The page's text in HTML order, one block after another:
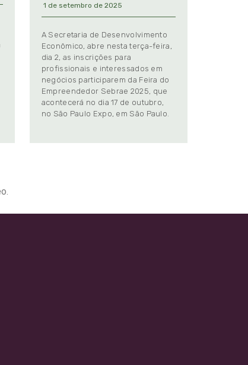
1 de setembro de 2025
A Secretaria de Desenvolvimento
Econômico, abre nesta terça-feira,
dia 2, as inscrições para
profissionais e interessados em
negócios participarem da Feira do
Empreendedor Sebrae 2025, que
acontecerá no dia 17 de outubro,
no São Paulo Expo, em São Paulo.